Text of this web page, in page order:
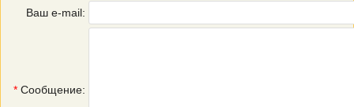
Ваш e-mail:
* Сообщение: